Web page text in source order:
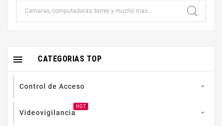
CATEGORIAS TOP

Control de Acceso 
Videovigilancia
HOT
